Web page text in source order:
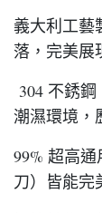
義大利工藝
落，完美展
304 不銹
潮濕環境，
99% 超高
刀）皆能完